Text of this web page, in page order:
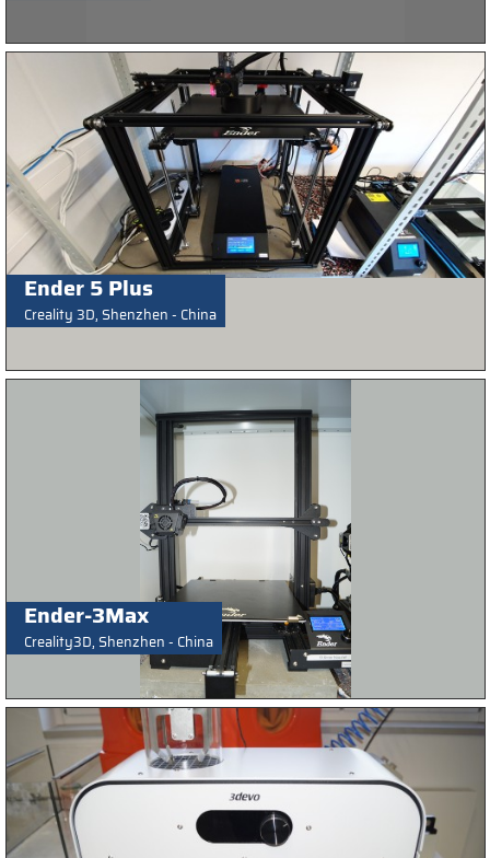
Ender 5 Plus
Creality 3D, Shenzhen - China
Ender-3Max
Creality3D, Shenzhen - China